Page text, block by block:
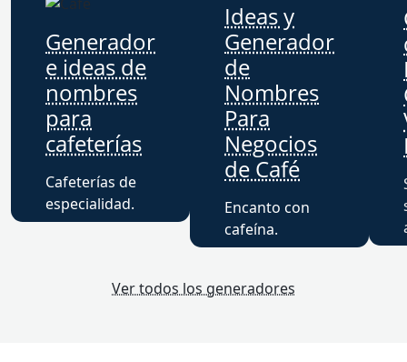
Generador
e ideas de
nombres
para
cafeterías
Cafeterías de
especialidad.
Ideas y
Generador
de
Nombres
Para
Negocios
de Café
Encanto con
cafeína.
Ver todos los generadores